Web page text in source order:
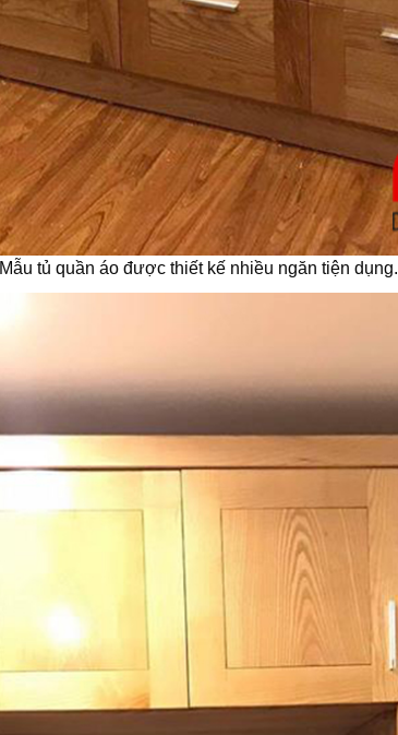
Mẫu tủ quần áo được thiết kế nhiều ngăn tiện dụng.